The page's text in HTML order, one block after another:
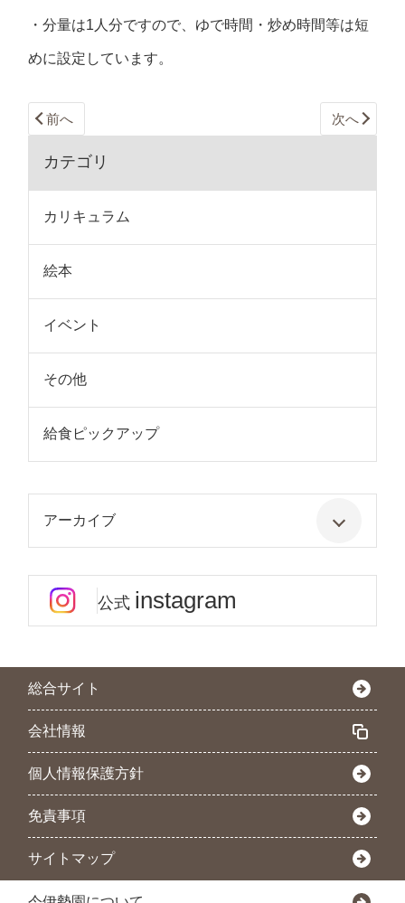
・分量は1人分ですので、ゆで時間・炒め時間等は短
めに設定しています。
前へ 次へ
カテゴリ
カリキュラム
絵本
イベント
その他
給食ピックアップ
アーカイブ
公式 instagram
総合サイト
会社情報
個人情報保護方針
免責事項
サイトマップ